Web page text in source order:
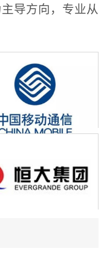
导方向，专业从